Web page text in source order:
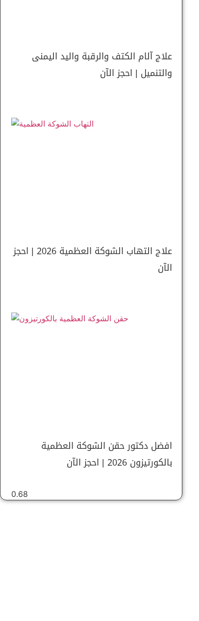
علاج آلام الكتف والرقبة واليد اليمنى
والتنميل | احجز الآن
علاج التهاب الشوكة العظمية 2026 | احجز
الآن
افضل دكتور حقن الشوكة العظمية
بالكورتيزون 2026 | احجز الآن